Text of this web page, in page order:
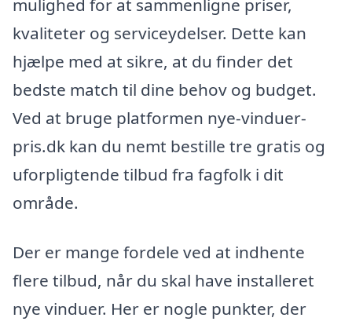
kvaliteter og serviceydelser. Dette kan
hjælpe med at sikre, at du finder det
bedste match til dine behov og budget.
Ved at bruge platformen nye-vinduer-
pris.dk kan du nemt bestille tre gratis og
uforpligtende tilbud fra fagfolk i dit
område.
Der er mange fordele ved at indhente
flere tilbud, når du skal have installeret
nye vinduer. Her er nogle punkter, der